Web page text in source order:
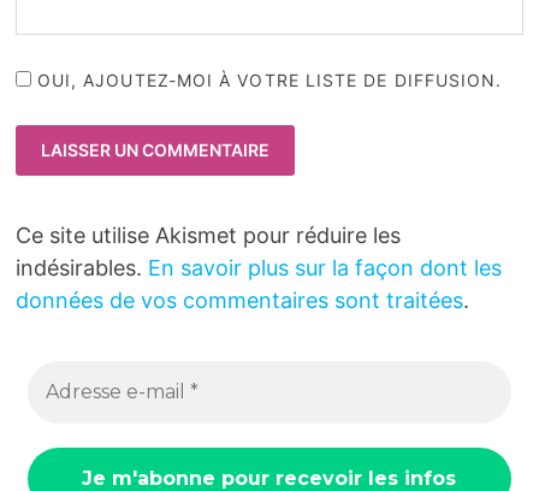
OUI, AJOUTEZ-MOI À VOTRE LISTE DE DIFFUSION.
Ce site utilise Akismet pour réduire les
indésirables. En savoir plus sur la façon dont les
données de vos commentaires sont traitées.